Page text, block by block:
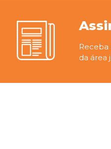
Receba
da área